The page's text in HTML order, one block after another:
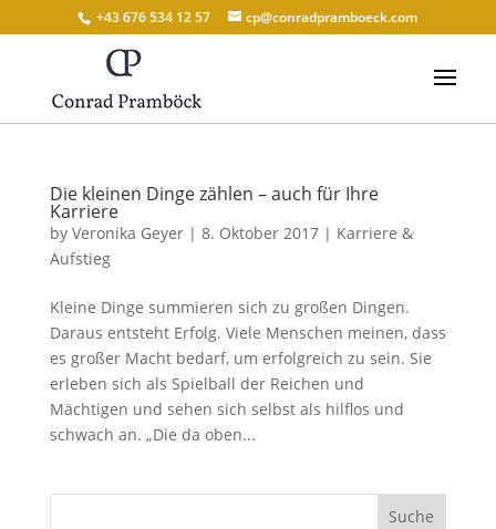
+43 676 534 12 57 cp@conradpramboeck.com
Die kleinen Dinge zählen – auch für Ihre
Karriere
by Veronika Geyer| 8. Oktober 2017| Karriere &
Aufstieg
Kleine Dinge summieren sich zu großen Dingen.
Daraus entsteht Erfolg. Viele Menschen meinen, dass
es großer Macht bedarf, um erfolgreich zu sein. Sie
erleben sich als Spielball der Reichen und
Mächtigen und sehen sich selbst als hilflos und
schwach an. „Die da oben...